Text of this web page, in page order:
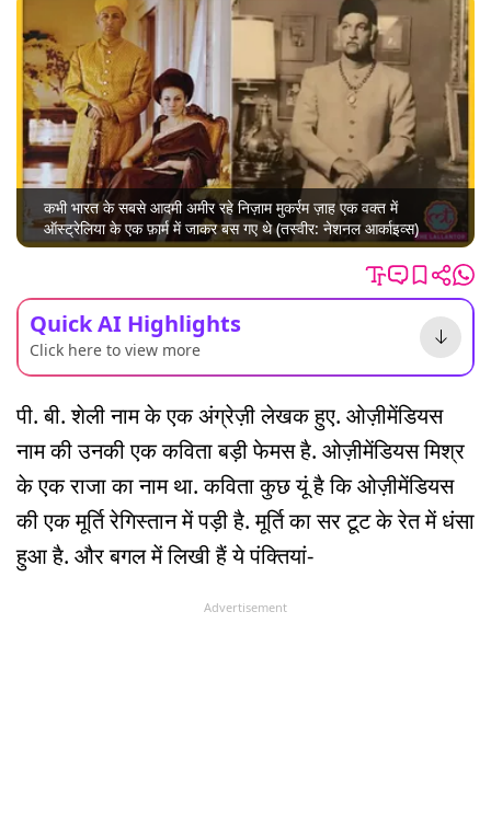
कभी भारत के सबसे आदमी अमीर रहे निज़ाम मुकर्रम ज़ाह एक वक्त में
ऑस्ट्रेलिया के एक फ़ार्म में जाकर बस गए थे (तस्वीर: नेशनल आर्काइव्स)
Quick AI Highlights
Click here to view more
पी. बी. शेली नाम के एक अंग्रेज़ी लेखक हुए. ओज़ीमेंडियस
नाम की उनकी एक कविता बड़ी फेमस है. ओज़ीमेंडियस मिश्र
के एक राजा का नाम था. कविता कुछ यूं है कि ओज़ीमेंडियस
की एक मूर्ति रेगिस्तान में पड़ी है. मूर्ति का सर टूट के रेत में धंसा
हुआ है. और बगल में लिखी हैं ये पंक्तियां-
Advertisement